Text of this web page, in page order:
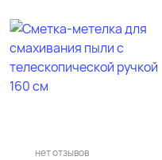
нет отзывов